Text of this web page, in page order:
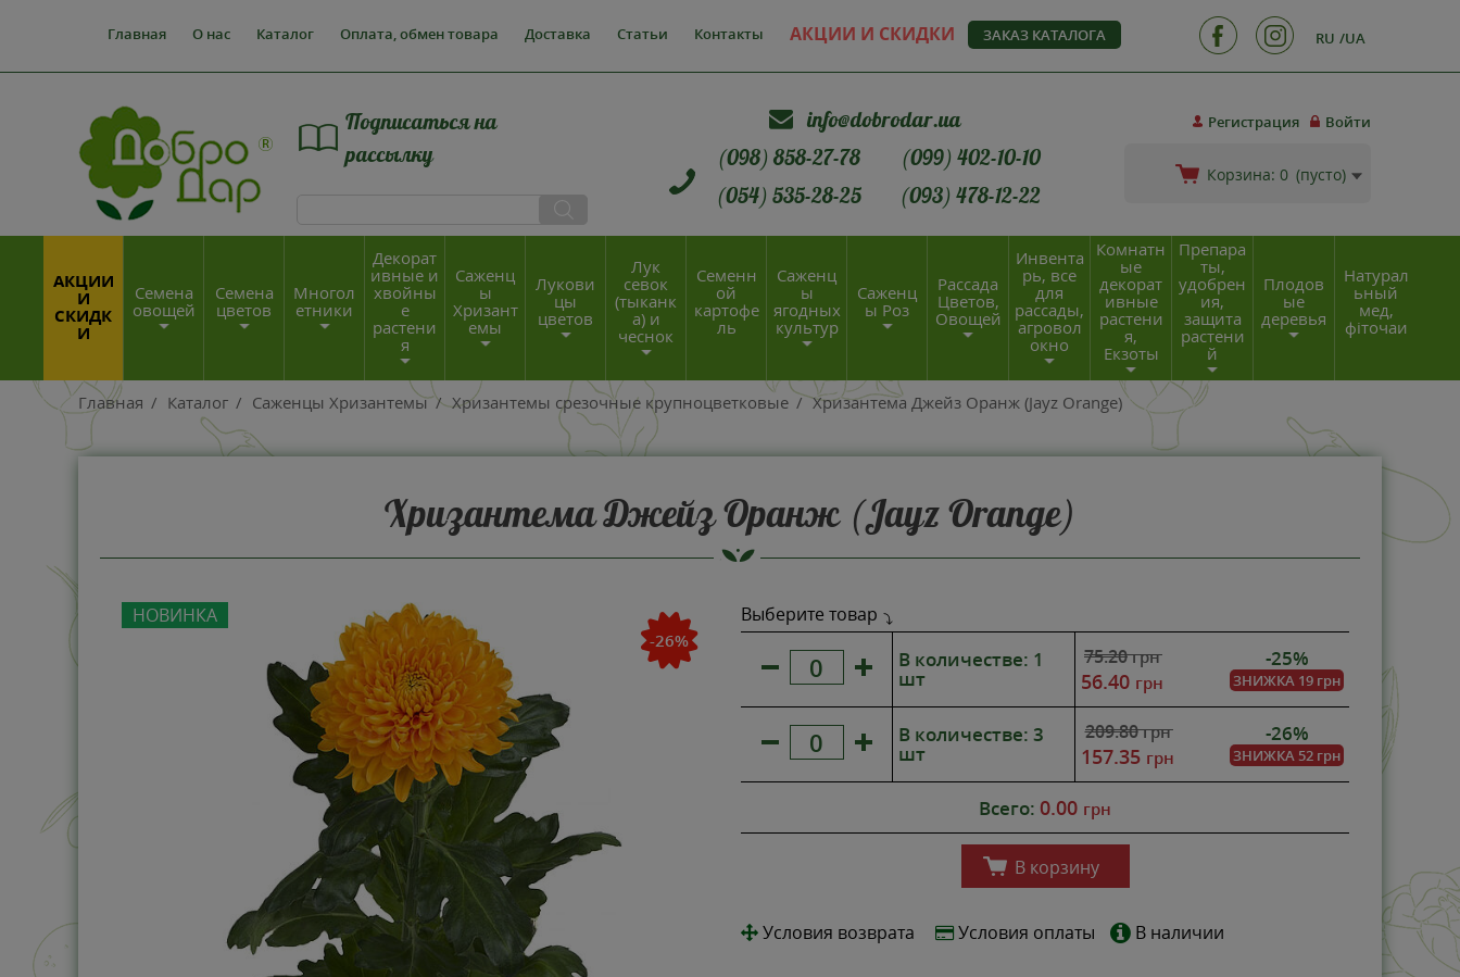
Главная О нас Каталог Оплата, обмен товара Доставка Статьи Контакты АКЦИИ И СКИДКИ ЗАКАЗ КАТАЛОГА RU UA
Регистрация Войти
Корзина: 0 (пусто)
Подписаться на
рассылку
info@dobrodar.ua
(098) 858-27-78
(099) 402-10-10
(054) 535-28-25
(093) 478-12-22
АКЦИИ
И
СКИДК
И
Семена
овощей
Семена
цветов
Многол
етники
Декорат
ивные и
хвойны
е
растени
я
Саженц
ы
Хризант
емы
Лукови
цы
цветов
Лук
севок
(тыканк
а) и
чеснок
Семенн
ой
картофе
ль
Саженц
ы
ягодных
культур
Саженц
ы Роз
Рассада
Цветов,
Овощей
Инвента
рь, все
для
рассады,
агровол
окно
Комнатн
ые
декорат
ивные
растени
я,
Екзоты
Препара
ты,
удобрен
ия,
защита
растени
й
Плодов
ые
деревья
Натурал
ьный
мед,
фіточаи
Главная / Каталог / Саженцы Хризантемы / Хризантемы срезочные крупноцветковые / Хризантема Джейз Оранж (Jayz Orange)
Хризантема Джейз Оранж (Jayz Orange)
НОВИНКА
-26%
Выберите товар
В количестве: 1
шт
75.20 грн
56.40 грн
-25%
ЗНИЖКА 19 грн
В количестве: 3
шт
209.80 грн
157.35 грн
-26%
ЗНИЖКА 52 грн
Всего: 0.00 грн
В корзину
Условия возврата Условия оплаты В наличии